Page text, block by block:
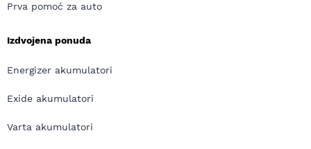
Prva pomoć za auto
Izdvojena ponuda
Energizer akumulatori
Exide akumulatori
Varta akumulatori